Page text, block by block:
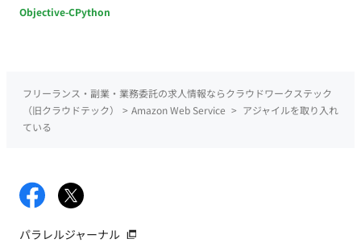
Objective-CPython
フリーランス・副業・業務委託の求人情報ならクラウドワークステック
（旧クラウドテック）
> Amazon Web Service > アジャイルを取り入れ
ている
パラレルジャーナル